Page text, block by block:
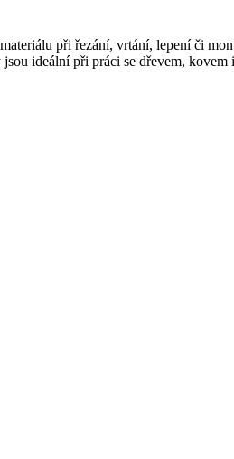
při řezání, vrtání, lepení či
ideální při práci se dřevem,